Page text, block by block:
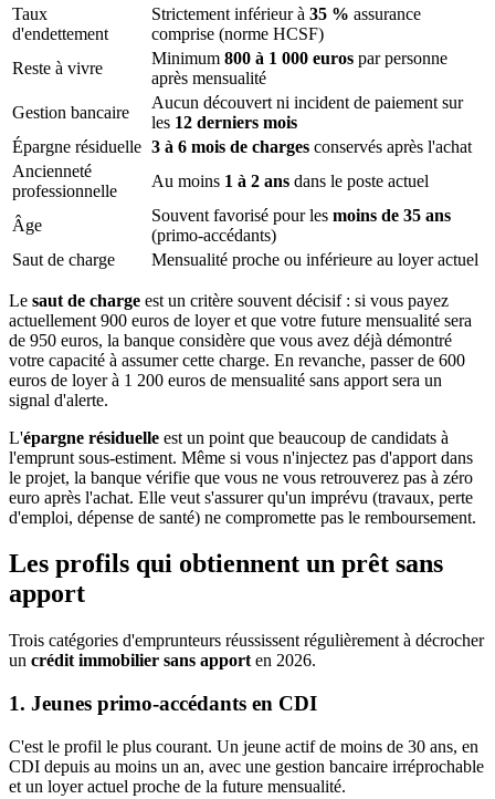
Taux
d'endettement
Strictement inférieur à 35 % assurance
comprise (norme HCSF)
Reste à vivre
Minimum 800 à 1 000 euros par personne
après mensualité
Gestion bancaire
Aucun découvert ni incident de paiement sur
les 12 derniers mois
Épargne résiduelle 3 à 6 mois de charges conservés après l'achat
Ancienneté
professionnelle
Au moins 1 à 2 ans dans le poste actuel
Âge
Souvent favorisé pour les moins de 35 ans
(primo-accédants)
Saut de charge
Mensualité proche ou inférieure au loyer actuel
Le saut de charge est un critère souvent décisif : si vous payez
actuellement 900 euros de loyer et que votre future mensualité sera
de 950 euros, la banque considère que vous avez déjà démontré
votre capacité à assumer cette charge. En revanche, passer de 600
euros de loyer à 1 200 euros de mensualité sans apport sera un
signal d'alerte.
L'épargne résiduelle est un point que beaucoup de candidats à
l'emprunt sous-estiment. Même si vous n'injectez pas d'apport dans
le projet, la banque vérifie que vous ne vous retrouverez pas à zéro
euro après l'achat. Elle veut s'assurer qu'un imprévu (travaux, perte
d'emploi, dépense de santé) ne compromette pas le remboursement.
Les profils qui obtiennent un prêt sans
apport
Trois catégories d'emprunteurs réussissent régulièrement à décrocher
un crédit immobilier sans apport en 2026.
1. Jeunes primo-accédants en CDI
C'est le profil le plus courant. Un jeune actif de moins de 30 ans, en
CDI depuis au moins un an, avec une gestion bancaire irréprochable
et un loyer actuel proche de la future mensualité.